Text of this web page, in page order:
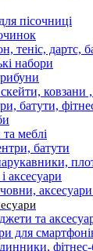
пісочниці
теніс, дартс,
набори
ковзани ,
батути,
меблі
батути
аксесуари
та
для
фітнес-